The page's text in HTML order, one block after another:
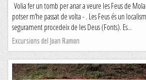
TrailRunningMallorca – Correr por la isla de Mallorca
Volia fer un tomb per anar a veure les Feus de
potser m’he passat de volta - . Les Feus és un
segurament procedeix de les Deus (Fonts). Es...
Excursions del Joan Ramon